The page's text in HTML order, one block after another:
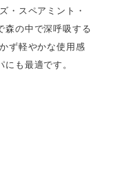
・スペアミント・
森の中で深呼吸する
ず軽やかな使用感
も最適です。